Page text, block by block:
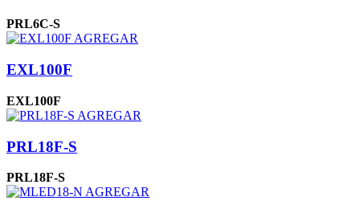
PRL6C-S
AGREGAR
EXL100F
EXL100F
AGREGAR
PRL18F-S
PRL18F-S
AGREGAR